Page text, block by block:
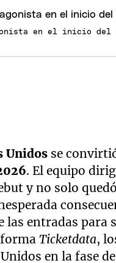
en el inicio del
Unidos se
. El equipo
y no solo
las entradas para
Ticketdata,
en la fase